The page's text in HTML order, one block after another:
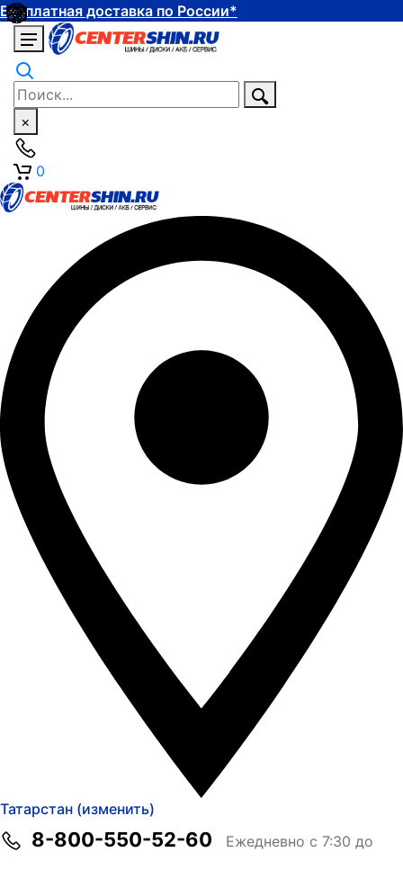
Бесплатная доставка по России*
×
0
Татарстан (изменить)
8-800-550-52-60 Ежедневно с 7:30 до